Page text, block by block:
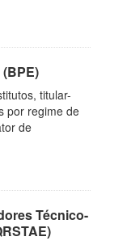
titular-
por regime de
de
Técnico-